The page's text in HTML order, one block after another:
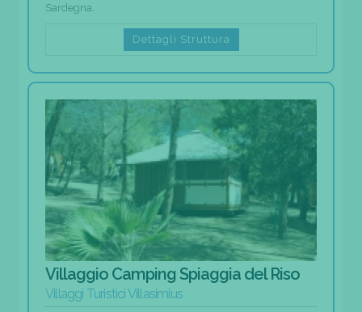
Sardegna.
Dettagli Struttura
Villaggio Camping Spiaggia del Riso
Villaggi Turistici Villasimius